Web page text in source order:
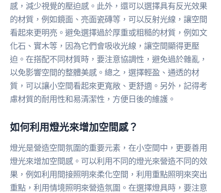
感，減少視覺的壓迫感。此外，還可以選擇具有反光效果
的材質，例如鏡面、亮面瓷磚等，可以反射光線，讓空間
看起來更明亮。避免選擇過於厚重或粗糙的材質，例如文
化石、實木等，因為它們會吸收光線，讓空間顯得更壓
迫。在搭配不同材質時，要注意協調性，避免過於雜亂，
以免影響空間的整體美感。總之，選擇輕盈、通透的材
質，可以讓小空間看起來更寬敞、更舒適。另外，記得考
慮材質的耐用性和易清潔性，方便日後的維護。
如何利用燈光來增加空間感？
燈光是營造空間氛圍的重要元素，在小空間中，更要善用
燈光來增加空間感。可以利用不同的燈光來營造不同的效
果，例如利用間接照明來柔化空間，利用重點照明來突出
重點，利用情境照明來營造氛圍。在選擇燈具時，要注意